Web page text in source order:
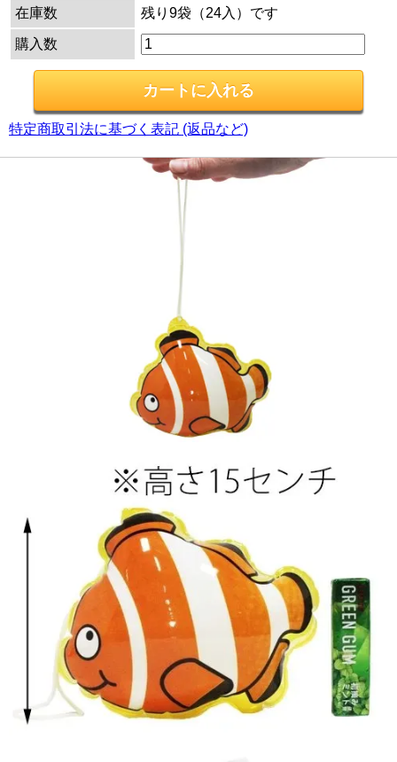
在庫数
残り9袋（24入）です
購入数
特定商取引法に基づく表記 (返品など)